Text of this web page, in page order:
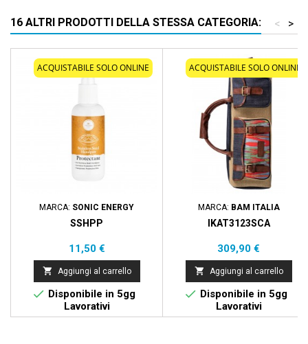
16 ALTRI PRODOTTI DELLA STESSA CATEGORIA: >
<
ACQUISTABILE SOLO ONLINE
MARCA: SONIC ENERGY
SSHPP
Prezzo
11,50 €
 Aggiungi al carrello
 Disponibile in 5gg
Lavorativi
ACQUISTABILE SOLO ONLINE
MARCA: BAM ITALIA
IKAT3123SCA
Prezzo
309,90 €
 Aggiungi al carrello
 Disponibile in 5gg
Lavorativi